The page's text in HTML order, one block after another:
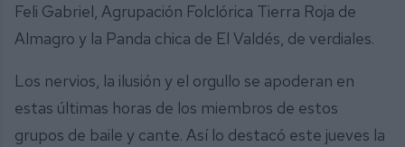
Feli Gabriel, Agrupación Folclórica Tierra Roja de
Almagro y la Panda chica de El Valdés, de verdiales.
Los nervios, la ilusión y el orgullo se apoderan en
estas últimas horas de los miembros de estos
grupos de baile y cante. Así lo destacó este jueves la